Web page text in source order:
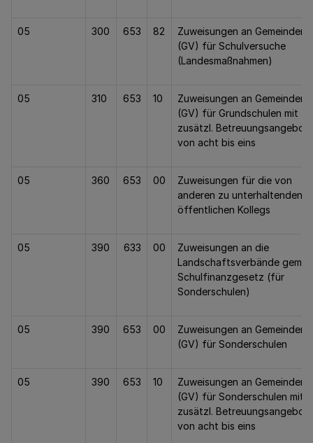
05 300 653 82
Zuweisungen an Gemeinden
(GV) für Schulversuche
(Landesmaßnahmen)
05 310 653 10
Zuweisungen an Gemeinden
(GV) für Grundschulen mit
zusätzl. Betreuungsangebot
von acht bis eins
05 360 653 00
Zuweisungen für die von
anderen zu unterhaltenden
öffentlichen Kollegs
05 390 633 00
Zuweisungen an die
Landschaftsverbände gem.
Schulfinanzgesetz (für
Sonderschulen)
05 390 653 00
Zuweisungen an Gemeinden
(GV) für Sonderschulen
05 390 653 10
Zuweisungen an Gemeinden
(GV) für Sonderschulen mit
zusätzl. Betreuungsangebot
von acht bis eins